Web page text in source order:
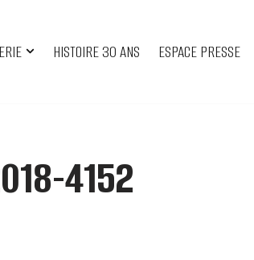
HISTOIRE 30 ANS ESPACE PRESSE
4152